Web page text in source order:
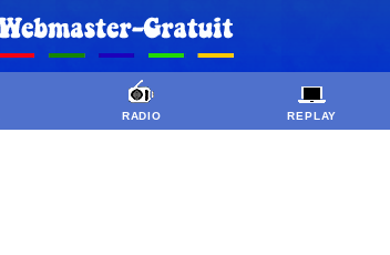
RADIO REPLAY